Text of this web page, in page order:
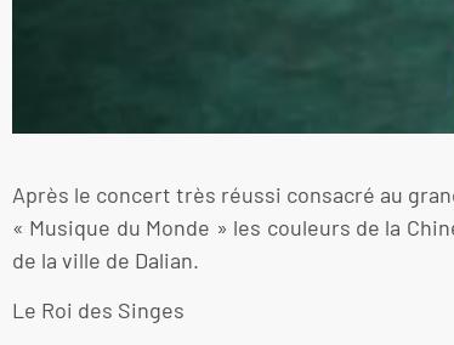
Après le concert très réussi consacré au
« Musique du Monde » les couleurs de la
de la ville de Dalian.
Le Roi des Singes